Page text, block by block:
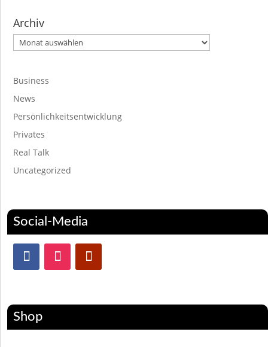
Archiv
Archiv
Business
News
Persönlichkeitsentwicklung
Privates
Real Talk
Uncategorized
Social-Media
Shop